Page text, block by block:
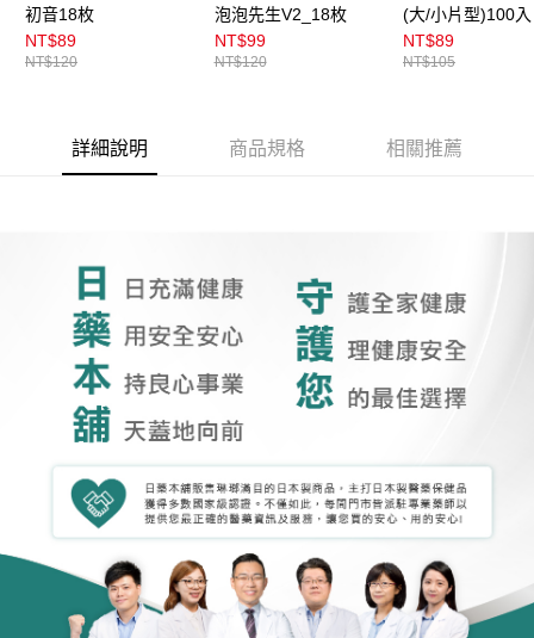
初音18枚
NT$89
NT$120
泡泡先生V2_18枚
NT$99
NT$120
(大/小片型)100入
NT$89
NT$105
詳細說明 商品規格 相關推薦